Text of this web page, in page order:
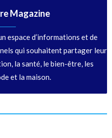
Magazine
espace d’informations et de
qui souhaitent partager leur
la santé, le bien-être, les
et la maison.